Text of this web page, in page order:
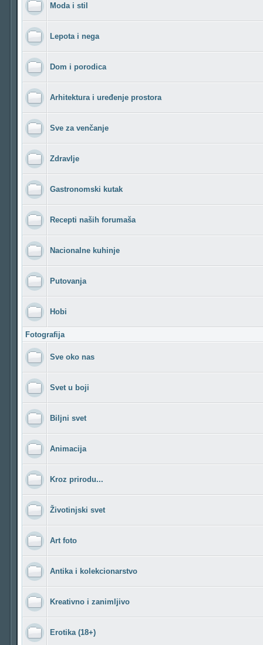
Moda i stil
Lepota i nega
Dom i porodica
Arhitektura i uređenje prostora
Sve za venčanje
Zdravlje
Gastronomski kutak
Recepti naših forumaša
Nacionalne kuhinje
Putovanja
Hobi
Fotografija
Sve oko nas
Svet u boji
Biljni svet
Animacija
Kroz prirodu...
Životinjski svet
Art foto
Antika i kolekcionarstvo
Kreativno i zanimljivo
Erotika (18+)